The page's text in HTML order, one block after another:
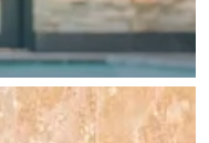
sporen van een